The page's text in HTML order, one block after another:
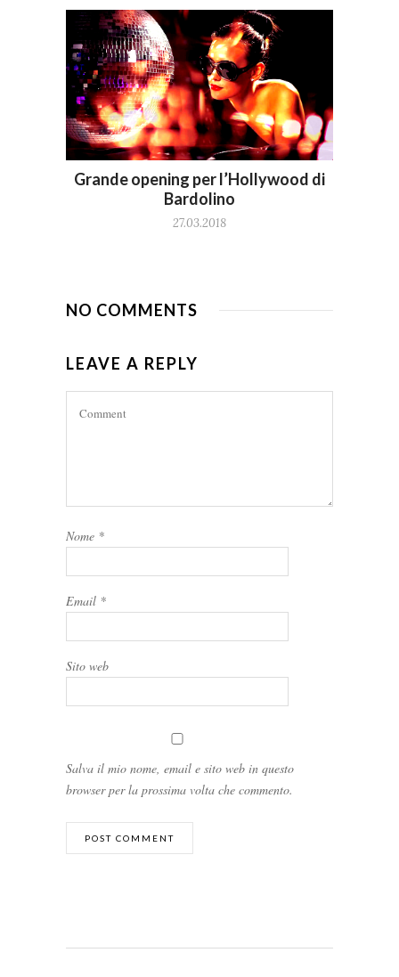
Grande opening per l’Hollywood di
Bardolino
27.03.2018
NO COMMENTS
LEAVE A REPLY
Nome *
Email *
Sito web
Salva il mio nome, email e sito web in questo
browser per la prossima volta che commento.